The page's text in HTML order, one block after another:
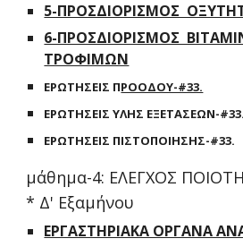
5-ΠΡΟΣΔΙΟΡΙΣΜΟΣ
6-ΠΡΟΣΔΙΟΡΙΣΜΟΣ
ΤΡΟΦΙΜΩΝ
ΕΡΩΤΗΣΕΙΣ ΠΡΟΟΔΟΥ-#33.
ΕΡΩΤΗΣΕΙΣ ΥΛΗΣ ΕΞΕΤΑΣΕΩΝ-#33.
ΕΡΩΤΗΣΕΙΣ ΠΙΣΤΟΠΟΙΗΣΗΣ-#33.
μάθημα-4: ΕΛΕΓΧΟΣ
* Δ' Εξαμήνου
ΕΡΓΑΣΤΗΡΙΑΚΑ ΟΡΓΑΝΑ